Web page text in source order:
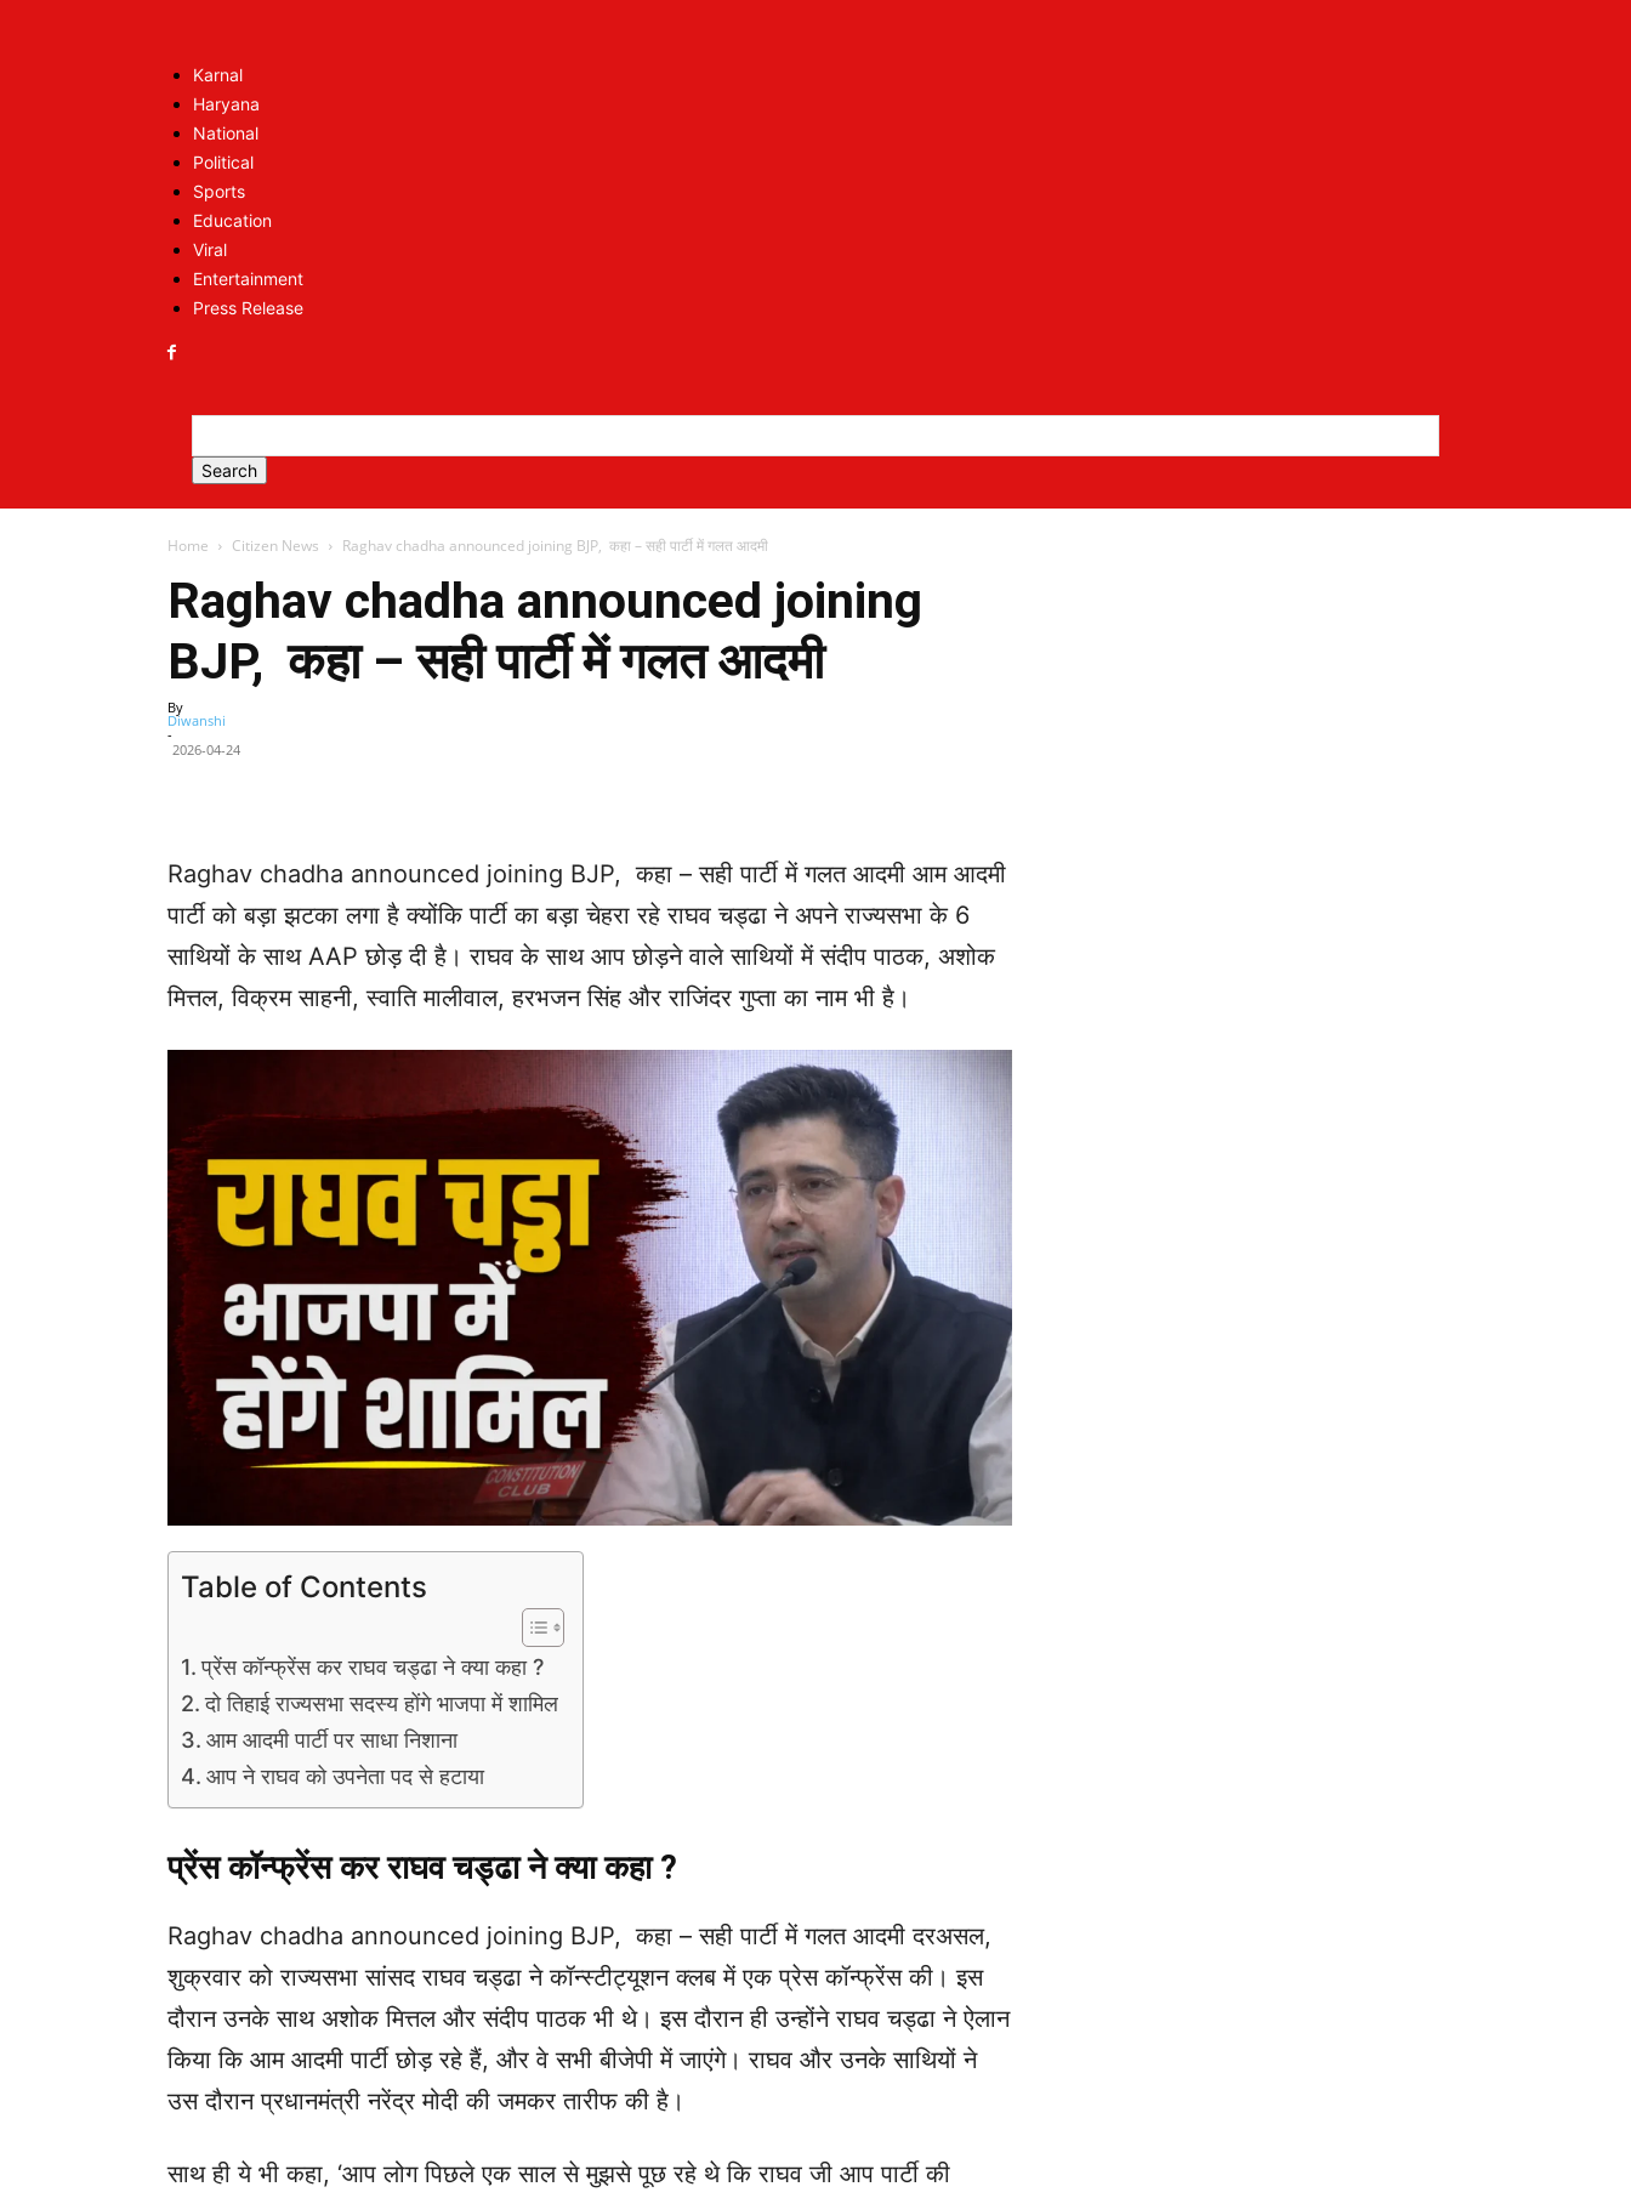
Karnal
Haryana
National
Political
Sports
Education
Viral
Entertainment
Press Release
Home Citizen News Raghav chadha announced joining BJP, कहा – सही पार्टी में गलत आदमी
Raghav chadha announced joining
BJP, कहा – सही पार्टी में गलत आदमी
By
Diwanshi
-
2026-04-24
Raghav chadha announced joining BJP, कहा – सही पार्टी में गलत आदमी आम आदमी
पार्टी को बड़ा झटका लगा है क्योंकि पार्टी का बड़ा चेहरा रहे राघव चड्ढा ने अपने राज्यसभा के 6
साथियों के साथ AAP छोड़ दी है। राघव के साथ आप छोड़ने वाले साथियों में संदीप पाठक, अशोक
मित्तल, विक्रम साहनी, स्वाति मालीवाल, हरभजन सिंह और राजिंदर गुप्ता का नाम भी है।
Table of Contents
प्रेंस कॉन्फ्रेंस कर राघव चड्ढा ने क्या कहा ?
दो तिहाई राज्यसभा सदस्य होंगे भाजपा में शामिल
आम आदमी पार्टी पर साधा निशाना
आप ने राघव को उपनेता पद से हटाया
प्रेंस कॉन्फ्रेंस कर राघव चड्ढा ने क्या कहा ?
Raghav chadha announced joining BJP, कहा – सही पार्टी में गलत आदमी दरअसल,
शुक्रवार को राज्यसभा सांसद राघव चड्ढा ने कॉन्स्टीट्यूशन क्लब में एक प्रेस कॉन्फ्रेंस की। इस
दौरान उनके साथ अशोक मित्तल और संदीप पाठक भी थे। इस दौरान ही उन्होंने राघव चड्ढा ने ऐलान
किया कि आम आदमी पार्टी छोड़ रहे हैं, और वे सभी बीजेपी में जाएंगे। राघव और उनके साथियों ने
उस दौरान प्रधानमंत्री नरेंद्र मोदी की जमकर तारीफ की है।
साथ ही ये भी कहा, ‘आप लोग पिछले एक साल से मुझसे पूछ रहे थे कि राघव जी आप पार्टी की